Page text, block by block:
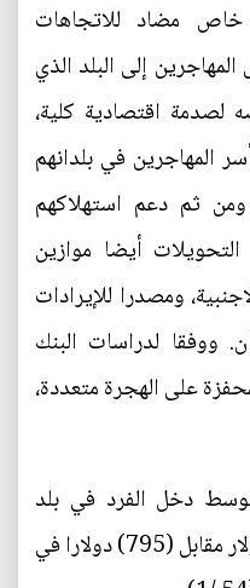
مضاد للاتجاهات
إلى البلد الذي
اقتصادية كلية،
المهاجرين في بلدانهم
ثم دعم استهلاكهم
أيضا موازين
ومصدرا للإيرادات
ووفقا لدراسات البنك
على الهجرة متعددة،
دخل الفرد في بلد
مرتفع الدخل قرابة (43) ألف دولار مقابل (795) دولارا في